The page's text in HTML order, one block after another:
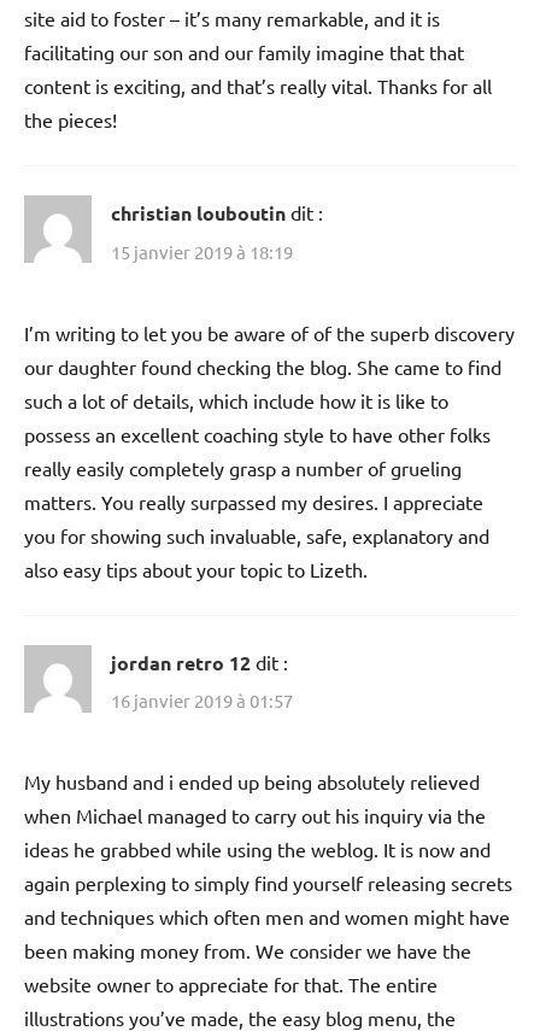
site aid to foster – it’s many remarkable, and it is
facilitating our son and our family imagine that that
content is exciting, and that’s really vital. Thanks for all
the pieces!
christian louboutin dit :
15 janvier 2019 à 18:19
I’m writing to let you be aware of of the superb discovery
our daughter found checking the blog. She came to find
such a lot of details, which include how it is like to
possess an excellent coaching style to have other folks
really easily completely grasp a number of grueling
matters. You really surpassed my desires. I appreciate
you for showing such invaluable, safe, explanatory and
also easy tips about your topic to Lizeth.
jordan retro 12 dit :
16 janvier 2019 à 01:57
My husband and i ended up being absolutely relieved
when Michael managed to carry out his inquiry via the
ideas he grabbed while using the weblog. It is now and
again perplexing to simply find yourself releasing secrets
and techniques which often men and women might have
been making money from. We consider we have the
website owner to appreciate for that. The entire
illustrations you’ve made, the easy blog menu, the